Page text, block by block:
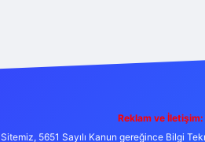
Reklam ve İletişim:
Sitemiz, 5651 Sayılı Kanun gereğince Bilgi